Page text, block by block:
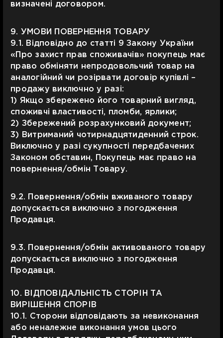
визначені договором.
9. УМОВИ ПОВЕРНЕННЯ ТОВАРУ
9.1. Відповідно до статті 9 Закону України
«Про захист прав споживачів» покупець має
право обміняти непродовольчий товар на
аналогійний чи розірвати договір купівлі –
продажу виключно у разі:
1) Якщо збережено його товарний вигляд,
споживчі властивості, пломби, ярлики;
2) Збережений розрахунковий документ;
3) Витриманий чотирнадцятиденний строк.
Виключно у разі сукупності передбачених
Законом обставин, Покупець має право на
повернення/обмін Товару.
9.2. Повернення/обмін вживаного товару
допускається виключно з погодження
Продавця.
9.3. Повернення/обмін активованого товару
допускається виключно з погодження
Продавця.
10. ВІДПОВІДАЛЬНІСТЬ СТОРІН ТА
ВИРІШЕННЯ СПОРІВ
10.1. Сторони відповідають за невиконання
або неналежне виконання умов цього